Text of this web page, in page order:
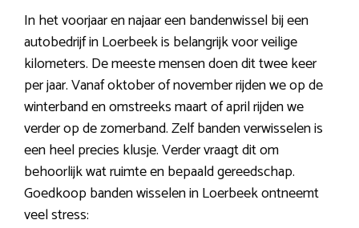
In het voorjaar en najaar een bandenwissel bij een
autobedrijf in Loerbeek is belangrijk voor veilige
kilometers. De meeste mensen doen dit twee keer
per jaar. Vanaf oktober of november rijden we op de
winterband en omstreeks maart of april rijden we
verder op de zomerband. Zelf banden verwisselen is
een heel precies klusje. Verder vraagt dit om
behoorlijk wat ruimte en bepaald gereedschap.
Goedkoop banden wisselen in Loerbeek ontneemt
veel stress: